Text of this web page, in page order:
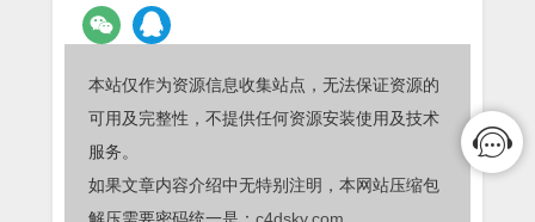
本站仅作为资源信息收集站点，无法保证资源的
可用及完整性，不提供任何资源安装使用及技术
服务。
如果文章内容介绍中无特别注明，本网站压缩包